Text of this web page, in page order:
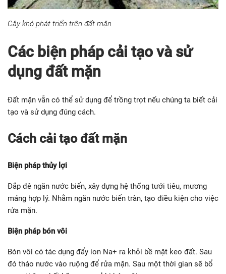
Cây khó phát triển trên đất mặn
Các biện pháp cải tạo và sử
dụng đất mặn
Đất mặn vẫn có thể sử dụng để trồng trọt nếu chúng ta biết cải
tạo và sử dụng đúng cách.
Cách cải tạo đất mặn
Biện pháp thủy lợi
Đắp đê ngăn nước biển, xây dựng hệ thống tưới tiêu, mương
máng hợp lý. Nhằm ngăn nước biển tràn, tạo điều kiện cho việc
rửa mặn.
Biện pháp bón vôi
Bón vôi có tác dụng đẩy ion Na+ ra khỏi bề mặt keo đất. Sau
đó tháo nước vào ruộng để rửa mặn. Sau một thời gian sẽ bổ